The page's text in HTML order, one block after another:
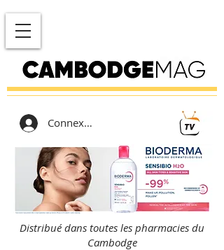
Connexion
Distribué dans toutes les pharmacies du
Cambodge